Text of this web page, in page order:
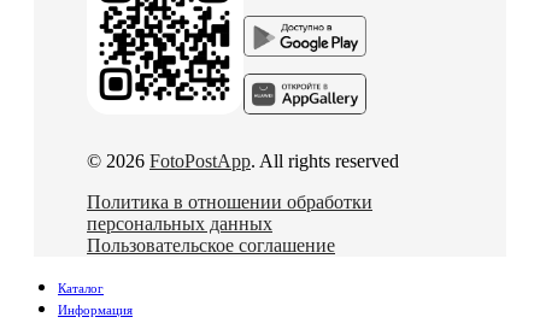
© 2026 FotoPostApp. All rights reserved
Политика в отношении обработки
персональных данных
Пользовательское соглашение
Каталог
Информация